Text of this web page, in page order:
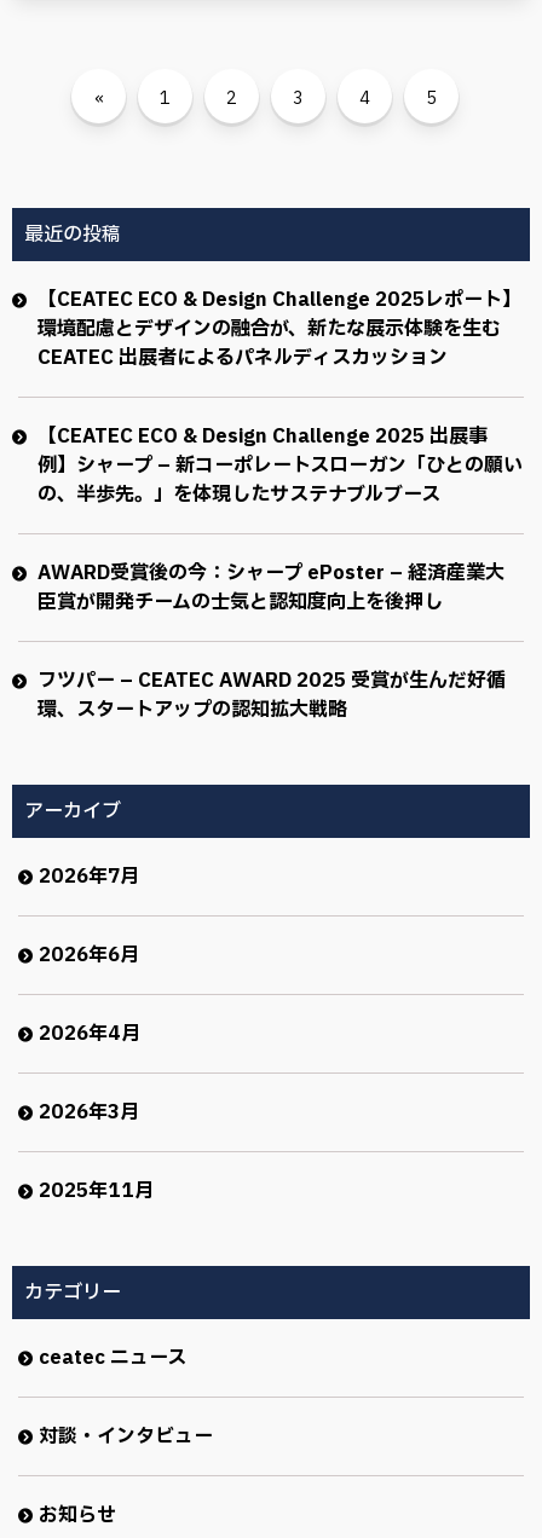
« 1 2 3 4 5
最近の投稿
【CEATEC ECO & Design Challenge 2025レポート】
環境配慮とデザインの融合が、新たな展示体験を生む
CEATEC 出展者によるパネルディスカッション
【CEATEC ECO & Design Challenge 2025 出展事
例】シャープ – 新コーポレートスローガン「ひとの願い
の、半歩先。」を体現したサステナブルブース
AWARD受賞後の今：シャープ ePoster – 経済産業大
臣賞が開発チームの士気と認知度向上を後押し
フツパー – CEATEC AWARD 2025 受賞が生んだ好循
環、スタートアップの認知拡大戦略
アーカイブ
2026年7月
2026年6月
2026年4月
2026年3月
2025年11月
カテゴリー
ceatec ニュース
対談・インタビュー
お知らせ